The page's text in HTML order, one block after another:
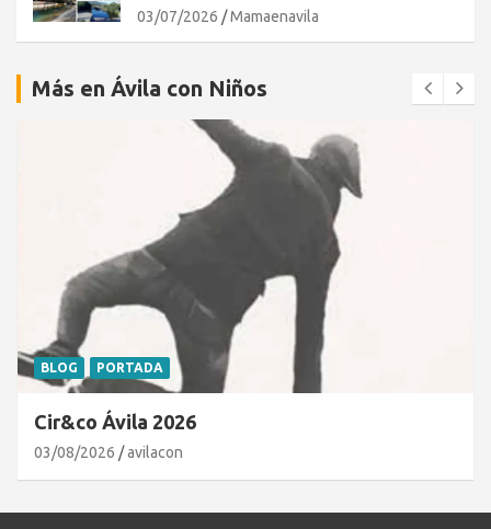
03/07/2026 Mamaenavila
Más en Ávila con Niños
BLOG PORTADA
Cir&co Ávila 2026
03/08/2026 avilacon